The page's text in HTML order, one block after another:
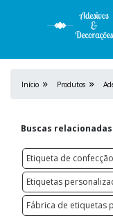
Início Produtos
Buscas
Etiqueta de confecção
Etiquetas
Fábrica de etiquetas